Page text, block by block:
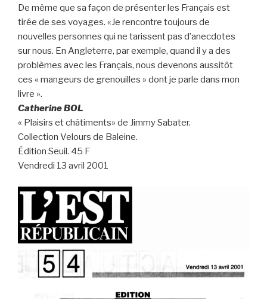
De même que sa façon de présenter les Français est
tirée de ses voyages. «Je rencontre toujours de
nouvelles personnes qui ne tarissent pas d’anecdotes
sur nous. En Angleterre, par exemple, quand il y a des
problèmes avec les Français, nous devenons aussitôt
ces « mangeurs de grenouilles » dont je parle dans mon
livre ».
Catherine BOL
« Plaisirs et châtiments» de Jimmy Sabater.
Collection Velours de Baleine.
Édition Seuil. 45 F
Vendredi 13 avril 2001